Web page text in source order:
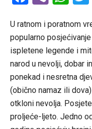
U ratnom i poratnom
popularno
ispletene legende i
narod u nevolji, dobar
ponekad i nesretna
(obično namaz ili
otkloni nevolja.
proljeće-ljeto. Jedno